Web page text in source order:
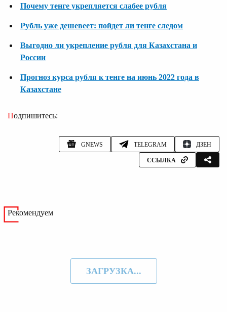
Почему тенге укрепляется слабее рубля
Рубль уже дешевеет: пойдет ли тенге следом
Выгодно ли укрепление рубля для Казахстана и
России
Прогноз курса рубля к тенге на июнь 2022 года в
Казахстане
Подпишитесь:
GNEWS TELEGRAM ДЗЕН
ССЫЛКА
Рекомендуем
ЗАГРУЗКА...